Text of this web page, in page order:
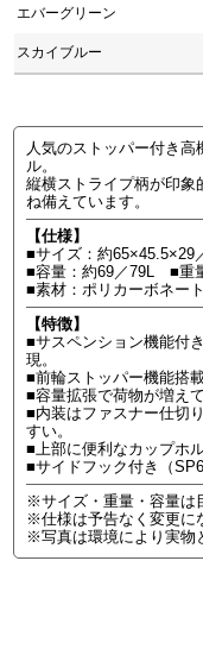
エバーグリーン
スカイブルー
人気のストッパー付き高
ル。
縦横ストライプ柄が印象
ね備えています。
【仕様】
■サイズ：約65×45.5×29
■容量：約69／79L ■重
■素材：ポリカーボネ
【特徴】
■サスペンション機能付
現。
■前輪ストッパー機能搭
■容量拡張で荷物が増え
■内装はファスナー仕切
すい。
■上部に便利なカップホ
■サイドフック付き（
※サイズ・重量・容量は
※仕様は予告なく変更に
※写真は環境により実物